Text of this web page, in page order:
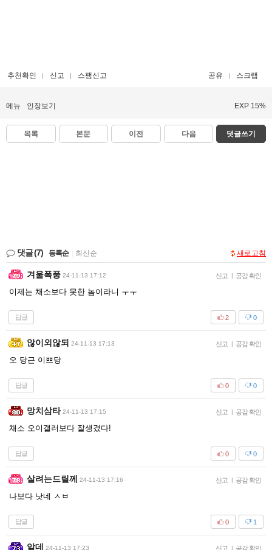
추천확인 신고 스팸신고 공유 스크랩
메뉴 인장보기 EXP 15%
목록 본문 이전 다음 댓글쓰기
댓글(7) 등록순 최신순 새로고침
겨울폭풍 24-11-13 17:12 신고 공감 확인
이제는 채소보다 못한 놈이라니 ㅜㅜ
답글 0
2
않이외않되 24-11-13 17:13 신고 공감 확인
오 당근 이쁘당
답글 0
0
망치삼타 24-11-13 17:15 신고 공감 확인
채소 오이갤러보다 잘생겼다!
답글 0
0
살려는드릴께 24-11-13 17:16 신고 공감 확인
나보다 낫네 ㅅㅂ
답글 1
0
알데 24-11-13 17:23 신고 공감 확인